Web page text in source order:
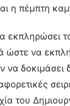
η πέμπτη
εκπληρώσει
ώστε να
δοκιμάσει
του